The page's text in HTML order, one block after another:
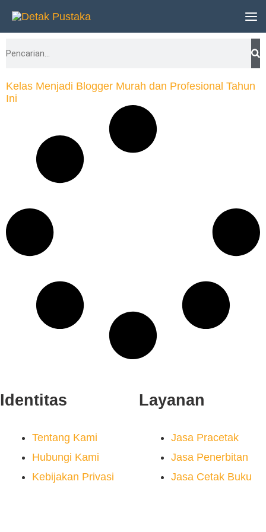
Lewati
konten
Search
Kelas Menjadi Blogger Murah dan Profesional Tahun
Ini
Identitas
Tentang Kami
Hubungi Kami
Kebijakan Privasi
Layanan
Jasa Pracetak
Jasa Penerbitan
Jasa Cetak Buku